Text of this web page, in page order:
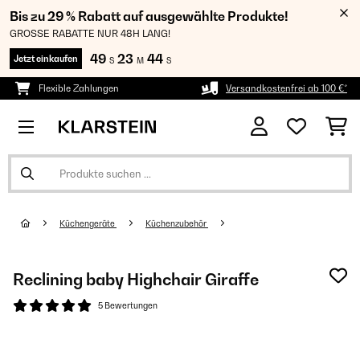
Bis zu 29 % Rabatt auf ausgewählte Produkte!
GROSSE RABATTE NUR 48H LANG!
Jetzt einkaufen 49 S 23 M 43 S
Flexible Zahlungen Versandkostenfrei ab 100 €*
Küchengeräte Küchenzubehör
Reclining baby Highchair Giraffe
5 Bewertungen